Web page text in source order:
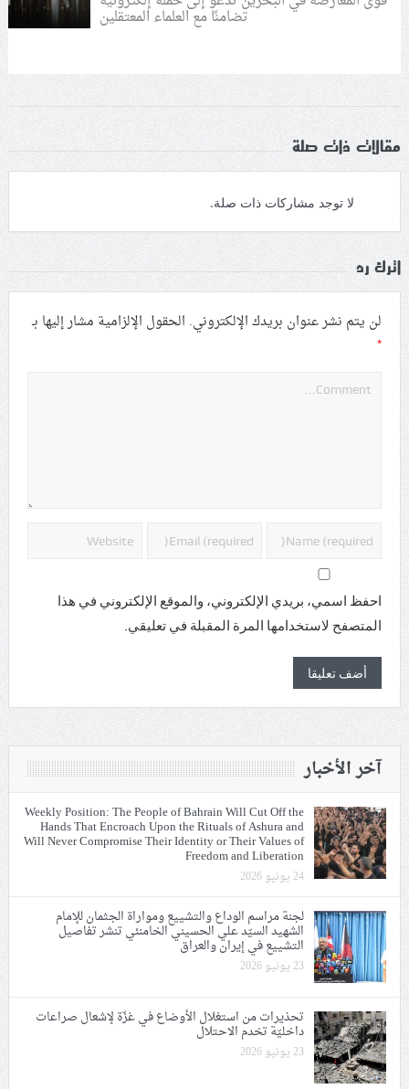
تضامنًا مع العلماء المعتقلين
مقالات ذات صلة
لا توجد مشاركات ذات صلة.
اترك رد
لن يتم نشر عنوان بريدك الإلكتروني. الحقول الإلزامية مشار إليها بـ
*
احفظ اسمي، بريدي الإلكتروني، والموقع الإلكتروني في هذا
المتصفح لاستخدامها المرة المقبلة في تعليقي.
آخر الأخبار
Weekly Position: The People of Bahrain Will Cut Off the
Hands That Encroach Upon the Rituals of Ashura and
Will Never Compromise Their Identity or Their Values of
Freedom and Liberation
24 يونيو 2026
لجنة مراسم الوداع والتشييع ومواراة الجثمان للإمام
الشهيد السيّد علي الحسيني الخامنئي تنشر تفاصيل
التشييع في إيران والعراق
23 يونيو 2026
تحذيرات من استغلال الأوضاع في غزّة لإشعال صراعات
داخليّة تخدم الاحتلال
23 يونيو 2026